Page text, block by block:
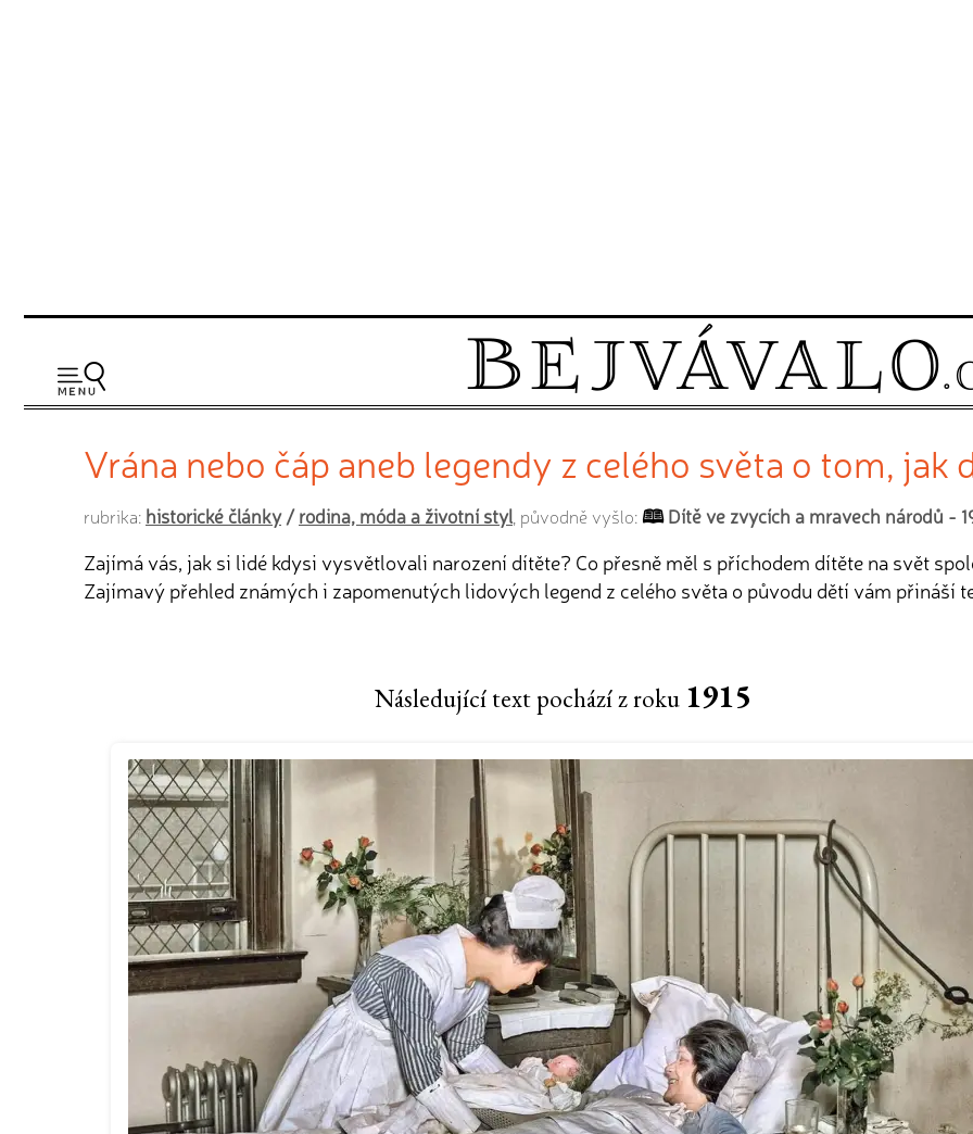
Vrána nebo čáp aneb legendy z celého světa o tom, jak
rubrika: historické články/rodina, móda a životní styl , původně vyšlo: Dítě ve zvycích a mravech národů -
Zajímá vás, jak si lidé kdysi vysvětlovali narození dítěte? Co přesně měl s příchodem dítěte na svět
Zajímavý přehled známých i zapomenutých lidových legend z celého světa o původu dětí vám přináší
Následující text pochází z roku 1915